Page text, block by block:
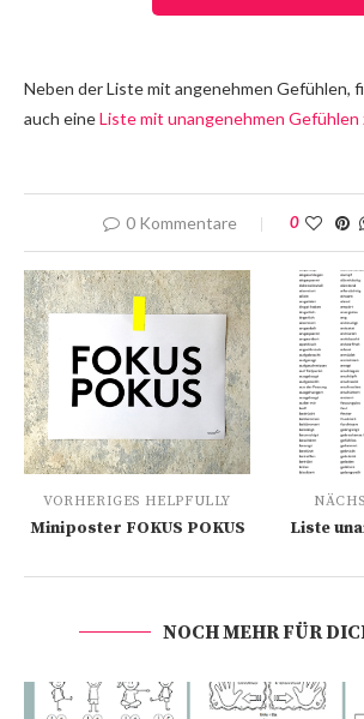
Neben der Liste mit angenehmen Gefühlen,
auch eineListe mit unangenehmen Gefühlen
0 Kommentare 0
VORHERIGES HELPFULLY
Miniposter FOKUS POKUS Liste
NOCH MEHR FÜR